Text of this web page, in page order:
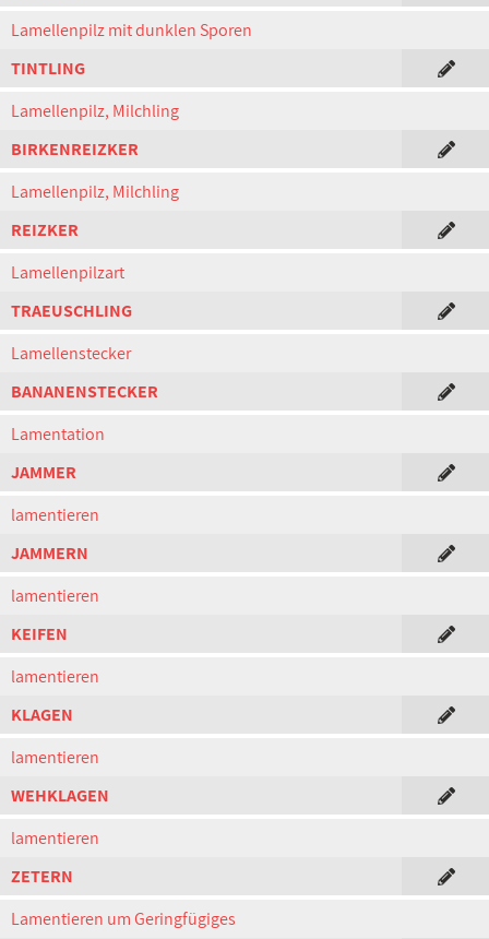
Lamellenpilz mit dunklen Sporen
TINTLING
Lamellenpilz, Milchling
BIRKENREIZKER
Lamellenpilz, Milchling
REIZKER
Lamellenpilzart
TRAEUSCHLING
Lamellenstecker
BANANENSTECKER
Lamentation
JAMMER
lamentieren
JAMMERN
lamentieren
KEIFEN
lamentieren
KLAGEN
lamentieren
WEHKLAGEN
lamentieren
ZETERN
Lamentieren um Geringfügiges